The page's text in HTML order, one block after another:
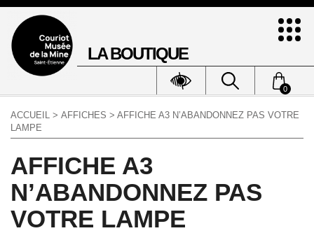
LA BOUTIQUE
0
ACCUEIL > AFFICHES > AFFICHE A3 N’ABANDONNEZ PAS VOTRE
LAMPE
AFFICHE A3
N’ABANDONNEZ PAS
VOTRE LAMPE